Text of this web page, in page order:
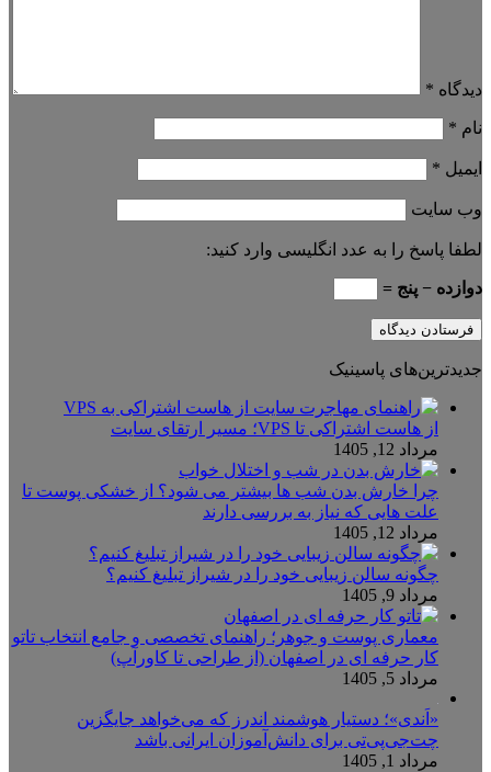
دیدگاه *
نام *
ایمیل *
وب‌ سایت
لطفا پاسخ را به عدد انگلیسی وارد کنید:
دوازده − پنج =
جدیدترین‌های پاسینیک
از هاست اشتراکی تا VPS؛ مسیر ارتقای سایت
مرداد 12, 1405
چرا خارش بدن شب ها بیشتر می شود؟ از خشکی پوست تا
علت هایی که نیاز به بررسی دارند
مرداد 12, 1405
چگونه سالن زیبایی خود را در شیراز تبلیغ کنیم؟
مرداد 9, 1405
معماری پوست و جوهر؛ راهنمای تخصصی و جامع انتخاب تاتو
کار حرفه ای در اصفهان (از طراحی تا کاورآپ)
مرداد 5, 1405
«اَندی»؛ دستیار هوشمند اندرز که می‌خواهد جایگزین
چت‌جی‌پی‌تی برای دانش‌آموزان ایرانی باشد
مرداد 1, 1405